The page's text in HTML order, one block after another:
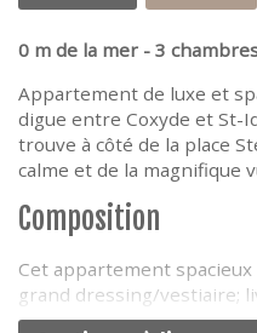
0 m de la mer - 3
Appartement de luxe et
digue entre Coxyde et St-
trouve à côté de la place
calme et de la magnifique
Composition
Cet appartement
grand dressing/vestiaire;
gamme avec grand divan